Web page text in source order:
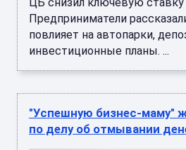
Предприниматели
повлияет на автопарки,
инвестиционные планы. ...
"Успешную бизнес-маму"
по делу об отмывании